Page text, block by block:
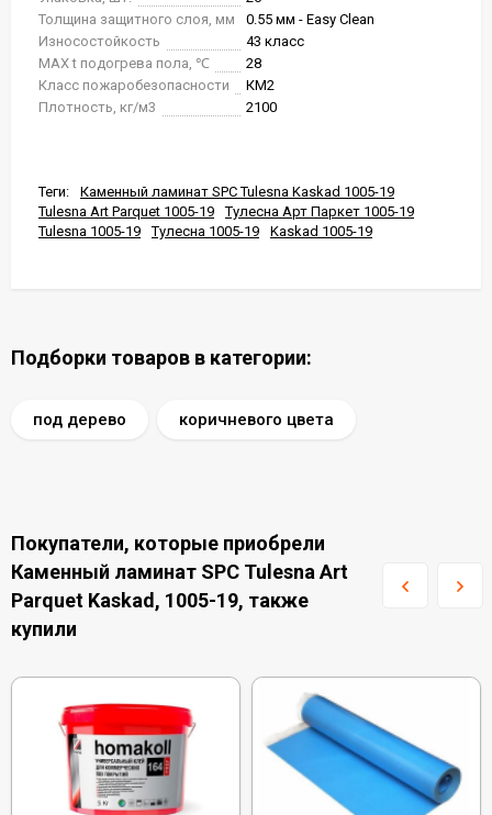
Толщина защитного слоя, мм
0.55 мм - Easy Clean
Износостойкость
43 класс
MAX t подогрева пола, ℃
28
Класс пожаробезопасности
КМ2
Плотность, кг/м3
2100
Теги:
Каменный ламинат SPC Tulesna Kaskad 1005-19
Tulesna Art Parquet 1005-19
Тулесна Арт Паркет 1005-19
Tulesna 1005-19
Тулесна 1005-19 Kaskad 1005-19
Подборки товаров в категории:
под дерево коричневого цвета
Покупатели, которые приобрели
Каменный ламинат SPC Tulesna Art
Parquet Kaskad, 1005-19, также
купили